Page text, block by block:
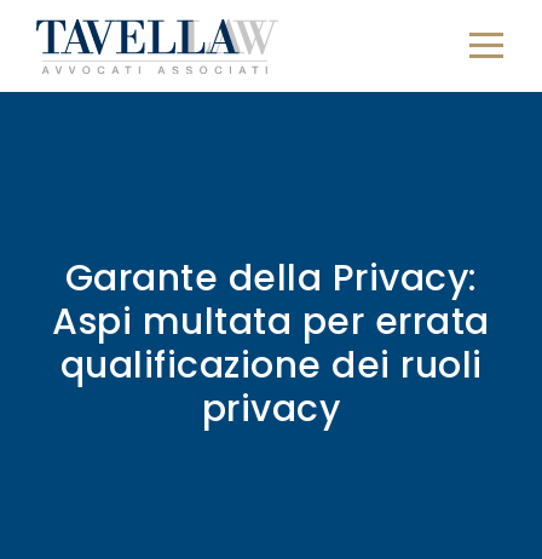
Garante della Privacy:
Aspi multata per errata
qualificazione dei ruoli
privacy